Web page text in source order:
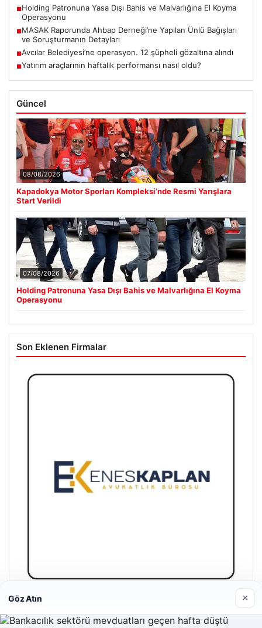
■Holding Patronuna Yasa Dışı Bahis ve Malvarlığına El Koyma
Operasyonu
■MASAK Raporunda Ahbap Derneği’ne Yapılan Ünlü Bağışları
ve Soruşturmanın Detayları
■Avcılar Belediyesi’ne operasyon. 12 şüpheli gözaltına alındı
■Yatırım araçlarının haftalık performansı nasıl oldu?
Güncel
08/08/2026
Kapadokya Motor Sporları Kompleksi’nde Resmi Yarışlara
Start Verildi
07/08/2026
Holding Patronuna Yasa Dışı Bahis ve Malvarlığına El Koyma
Operasyonu
Son Eklenen Firmalar
Enes Kaplan Avukatlık Bürosu
28/04/2026
Göz Atın ×